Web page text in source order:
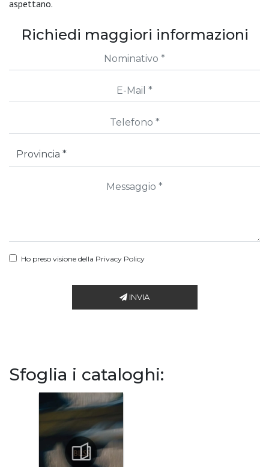
aspettano.
Richiedi maggiori informazioni
Ho preso visione della Privacy Policy
INVIA
Sfoglia i cataloghi: